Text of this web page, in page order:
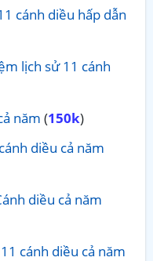
cánh diều hấp dẫn
lịch sử 11 cánh
năm (150k)
diều cả năm
diều cả năm
cánh diều cả năm